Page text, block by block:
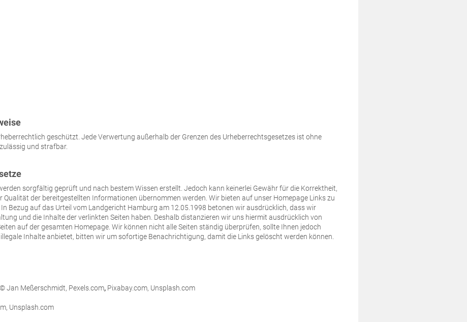
geschützt. Jede Verwertung außerhalb der Grenzen des Urheberrechtsgesetzes ist ohne
und strafbar.
sorgfältig geprüft und nach bestem Wissen erstellt. Jedoch kann keinerlei Gewähr für die Korrektheit,
der bereitgestellten Informationen übernommen werden. Wir bieten auf unser Homepage Links zu
Bezug auf das Urteil vom Landgericht Hamburg am 12.05.1998 betonen wir ausdrücklich, dass wir
und die Inhalte der verlinkten Seiten haben. Deshalb distanzieren wir uns hiermit ausdrücklich von
auf der gesamten Homepage. Wir können nicht alle Seiten ständig überprüfen, sollte Ihnen jedoch
Inhalte anbietet, bitten wir um sofortige Benachrichtigung, damit die Links gelöscht werden können.
Jan Meßerschmidt, Pexels.com, Pixabay.com, Unsplash.com
Unsplash.com